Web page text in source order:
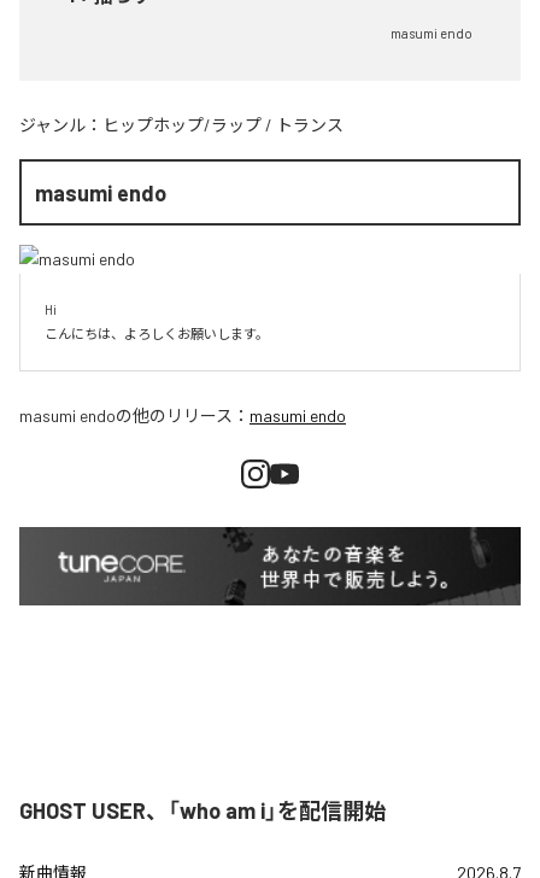
masumi endo
ジャンル： ヒップホップ/ラップ / トランス
masumi endo
Hi
こんにちは、よろしくお願いします。
masumi endoの他のリリース： masumi endo
GHOST USER、「who am i」を配信開始
新曲情報 2026.8.7